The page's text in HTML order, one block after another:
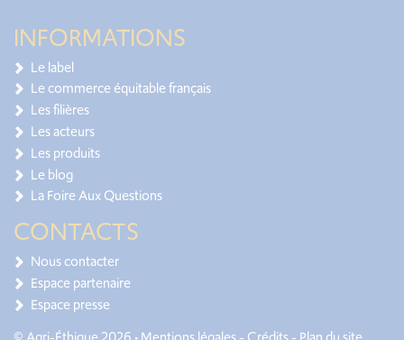
INFORMATIONS
Le label
Le commerce équitable français
Les filières
Les acteurs
Les produits
Le blog
La Foire Aux Questions
CONTACTS
Nous contacter
Espace partenaire
Espace presse